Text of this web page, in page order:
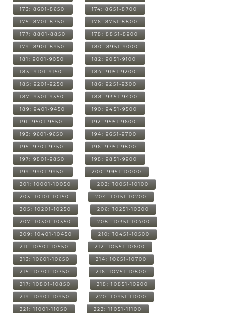
173: 8601-8650 174: 8651-8700
175: 8701-8750 176: 8751-8800
177: 8801-8850 178: 8851-8900
179: 8901-8950 180: 8951-9000
181: 9001-9050 182: 9051-9100
183: 9101-9150 184: 9151-9200
185: 9201-9250 186: 9251-9300
187: 9301-9350 188: 9351-9400
189: 9401-9450 190: 9451-9500
191: 9501-9550 192: 9551-9600
193: 9601-9650 194: 9651-9700
195: 9701-9750 196: 9751-9800
197: 9801-9850 198: 9851-9900
199: 9901-9950 200: 9951-10000
201: 10001-10050 202: 10051-10100
203: 10101-10150 204: 10151-10200
205: 10201-10250 206: 10251-10300
207: 10301-10350 208: 10351-10400
209: 10401-10450 210: 10451-10500
211: 10501-10550 212: 10551-10600
213: 10601-10650 214: 10651-10700
215: 10701-10750 216: 10751-10800
217: 10801-10850 218: 10851-10900
219: 10901-10950 220: 10951-11000
221: 11001-11050 222: 11051-11100